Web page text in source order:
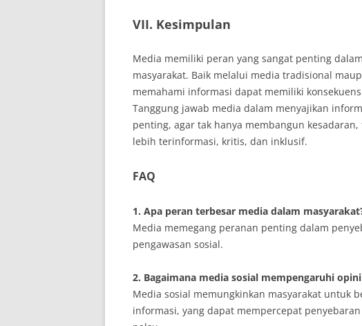
VII. Kesimpulan
Media memiliki peran yang sangat penting
masyarakat. Baik melalui media tradisional
memahami informasi dapat memiliki
Tanggung jawab media dalam menyajikan
penting, agar tak hanya membangun
lebih terinformasi, kritis, dan inklusif.
FAQ
1. Apa peran terbesar media dalam
Media memegang peranan penting dalam
pengawasan sosial.
2. Bagaimana media sosial mempengaruhi
Media sosial memungkinkan masyarakat untuk
informasi, yang dapat mempercepat